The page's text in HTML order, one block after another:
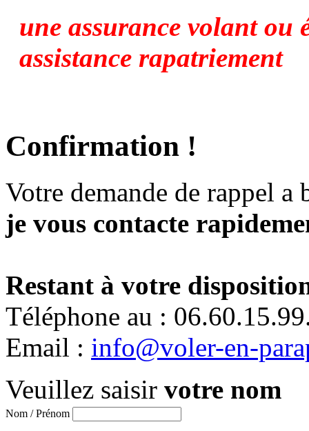
une assurance volant ou
assistance rapatriement
Confirmation !
Votre demande de rappel a
je vous contacte
Restant à votre
Téléphone au :
Email : info@voler-en-
Veuillez saisir votre nom
Nom / Prénom